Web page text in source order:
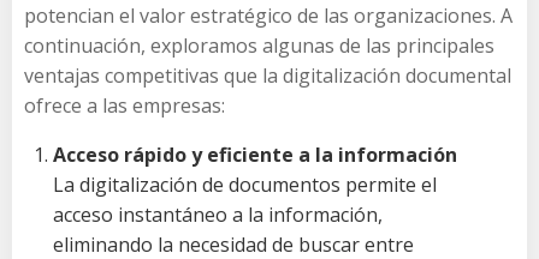
potencian el valor estratégico de las organizaciones. A
continuación, exploramos algunas de las principales
ventajas competitivas que la digitalización documental
ofrece a las empresas:
Acceso rápido y eficiente a la información
La digitalización de documentos permite el
acceso instantáneo a la información,
eliminando la necesidad de buscar entre